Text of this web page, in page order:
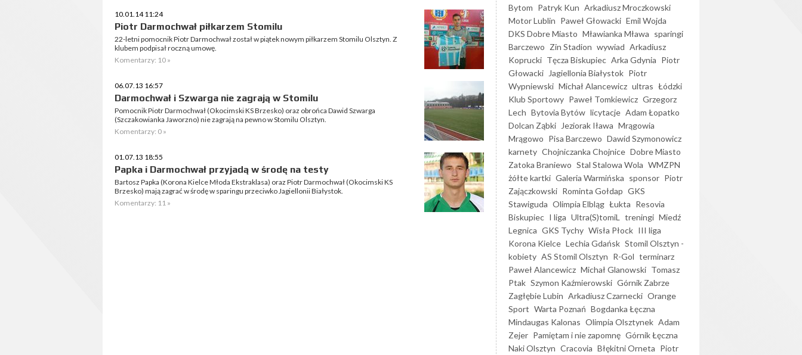
10.01.14 11:24
Piotr Darmochwał piłkarzem Stomilu
22-letni pomocnik Piotr Darmochwał został w piątek nowym piłkarzem Stomilu Olsztyn. Z
klubem podpisał roczną umowę.
Komentarzy: 10 »
06.07.13 16:57
Darmochwał i Szwarga nie zagrają w Stomilu
Pomocnik Piotr Darmochwał (Okocimski KS Brzesko) oraz obrońca Dawid Szwarga
(Szczakowianka Jaworzno) nie zagrają na pewno w Stomilu Olsztyn.
Komentarzy: 0 »
01.07.13 18:55
Papka i Darmochwał przyjadą w środę na testy
Bartosz Papka (Korona Kielce Młoda Ekstraklasa) oraz Piotr Darmochwał (Okocimski KS
Brzesko) mają zagrać w środę w sparingu przeciwko Jagiellonii Białystok.
Komentarzy: 11 »
Bytom Patryk Kun Arkadiusz Mroczkowski
Motor Lublin Paweł Głowacki Emil Wojda
DKS Dobre Miasto Mławianka Mława sparingi
Barczewo Zin Stadion wywiad Arkadiusz
Koprucki Tęcza Biskupiec Arka Gdynia Piotr
Głowacki
Jagiellonia Białystok Piotr
Wypniewski Michał Alancewicz ultras Łódzki
Klub Sportowy Paweł Tomkiewicz Grzegorz
Lech Bytovia Bytów licytacje Adam Łopatko
Dolcan Ząbki
Jeziorak Iława Mrągowia
Mrągowo Pisa Barczewo Dawid Szymonowicz
karnety Chojniczanka Chojnice Dobre Miasto
Zatoka Braniewo Stal Stalowa Wola WMZPN
żółte kartki Galeria Warmińska sponsor Piotr
Zajączkowski Rominta Gołdap GKS
Stawiguda Olimpia Elbląg Łukta Resovia
Biskupiec I liga Ultra(S)tomiL treningi Miedź
Legnica GKS Tychy Wisła Płock III liga
Korona Kielce Lechia Gdańsk Stomil Olsztyn -
kobiety AS Stomil Olsztyn R-Gol terminarz
Paweł Alancewicz Michał Glanowski Tomasz
Ptak Szymon Kaźmierowski Górnik Zabrze
Zagłębie Lubin Arkadiusz Czarnecki Orange
Sport Warta Poznań Bogdanka Łęczna
Mindaugas Kalonas Olimpia Olsztynek Adam
Zejer Pamiętam i nie zapomnę Górnik Łęczna
Naki Olsztyn Cracovia Błękitni Orneta Piotr